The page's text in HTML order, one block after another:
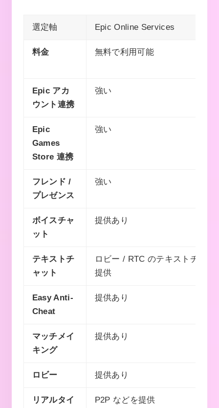
選定軸 Epic Online Services
料金 無料で利用可能
Epic アカ
ウント連携
強い
Epic
Games
Store 連携
強い
フレンド /
プレゼンス
強い
ボイスチャ
ット
提供あり
テキストチ
ャット
ロビー / RTC のテキストチャッ
提供
Easy Anti-
Cheat
提供あり
マッチメイ
キング
提供あり
ロビー 提供あり
リアルタイ
P2P などを提供